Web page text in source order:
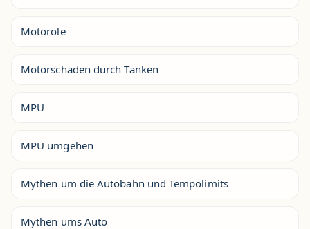
Motoröle
Motorschäden durch Tanken
MPU
MPU umgehen
Mythen um die Autobahn und Tempolimits
Mythen ums Auto